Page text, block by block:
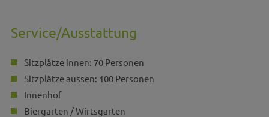
Service/Ausstattung
Sitzplätze innen: 70 Personen
Sitzplätze aussen: 100 Personen
Innenhof
Biergarten / Wirtsgarten